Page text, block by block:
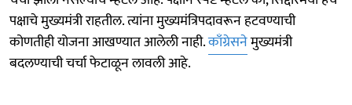
पक्षाचे मुख्यमंत्री राहतील. त्यांना मुख्यमंत्रि‍पदावरून हटवण्याची
कोणतीही योजना आखण्यात आलेली नाही.काँग्रेसनेमुख्यमंत्री
बदलण्याची चर्चा फेटाळून लावली आहे.